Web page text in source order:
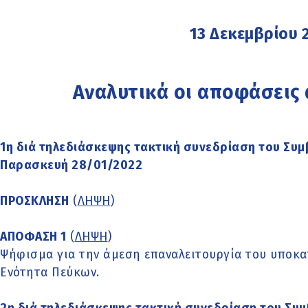
13 Δεκεμβρίου
Αναλυτικά οι
1η διά τηλεδιάσκεψης τακτική συνεδρίαση του
Παρασκευή 28/01/2022
ΠΡΟΣΚΛΗΣΗ (ΛΗΨΗ)
ΑΠΟΦΑΣΗ 1 (ΛΗΨΗ)
Ψήφισμα για την άμεση επαναλειτουργία του
Ενότητα Πεύκων.